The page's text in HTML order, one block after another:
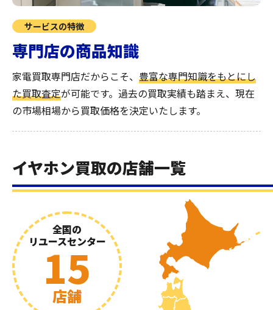
サービスの特徴
専門店の商品知識
家電買取専門店だからこそ、 豊富な専門知識をもとにし
た買取査定が可能です。過去の買取実績も踏まえ、現在
の市場相場から買取価格を決定いたします。
イヤホン買取の店舗一覧
全国の
リユースセンター
15
店舗